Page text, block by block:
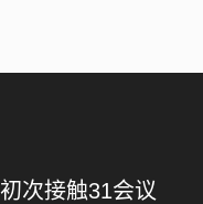
初次接触31会议